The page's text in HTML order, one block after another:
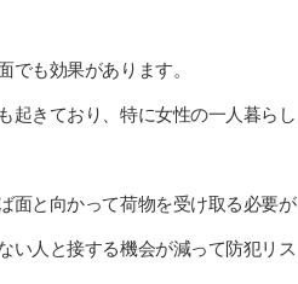
でも効果があります。
起きており、特に女性の一人暮らし
面と向かって荷物を受け取る必要が
い人と接する機会が減って防犯リス